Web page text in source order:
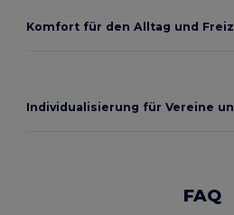
Komfort für den Alltag und
Individualisierung für Vereine
FAQ